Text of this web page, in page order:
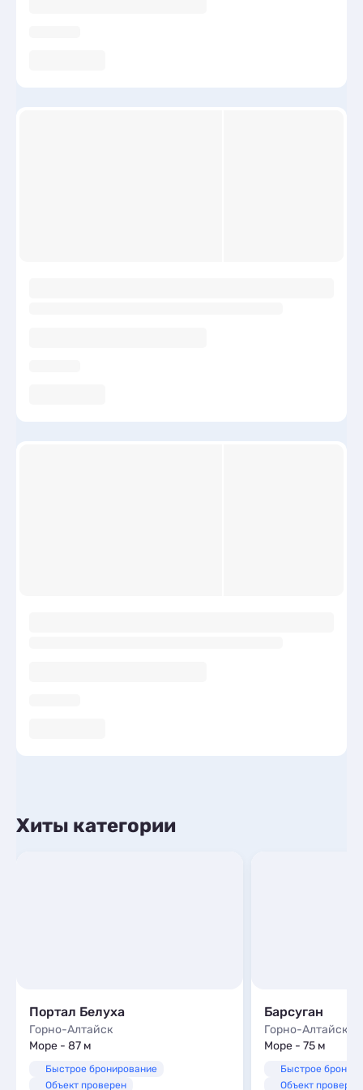
Хиты категории
Портал Белуха
Горно-Алтайск
Море - 87 м
Быстрое бронирование
Объект проверен
Барсуган
Горно-Алтайск
Море - 75 м
Быстрое
Объект проверен